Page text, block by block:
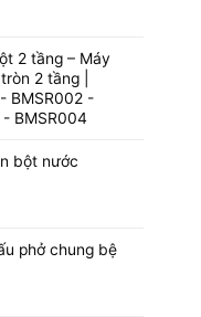
2 tầng – Máy
2 tầng |
BMSR002 -
BMSR004
bột nước
phở chung bệ